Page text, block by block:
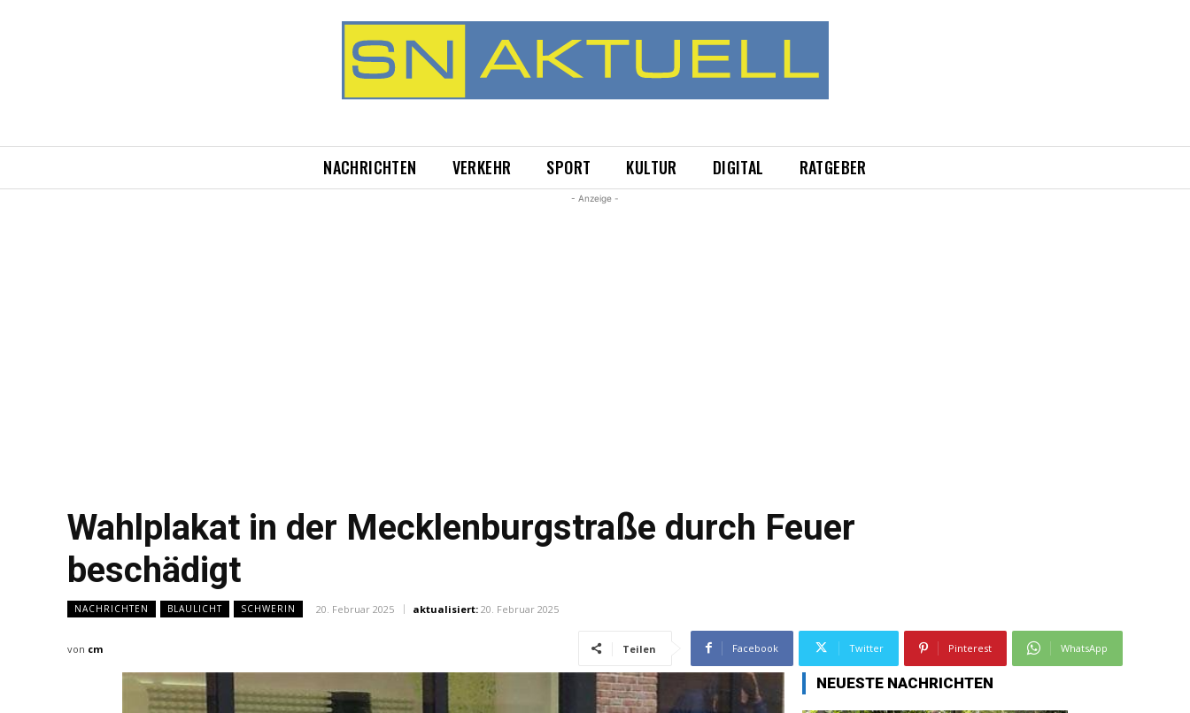
NACHRICHTEN VERKEHR SPORT KULTUR DIGITAL RATGEBER
- Anzeige -
Wahlplakat in der Mecklenburgstraße durch Feuer
beschädigt
NACHRICHTEN BLAULICHT SCHWERIN 20. Februar 2025 aktualisiert: 20. Februar 2025
von cm Teilen Facebook Twitter Pinterest WhatsApp
NEUESTE NACHRICHTEN